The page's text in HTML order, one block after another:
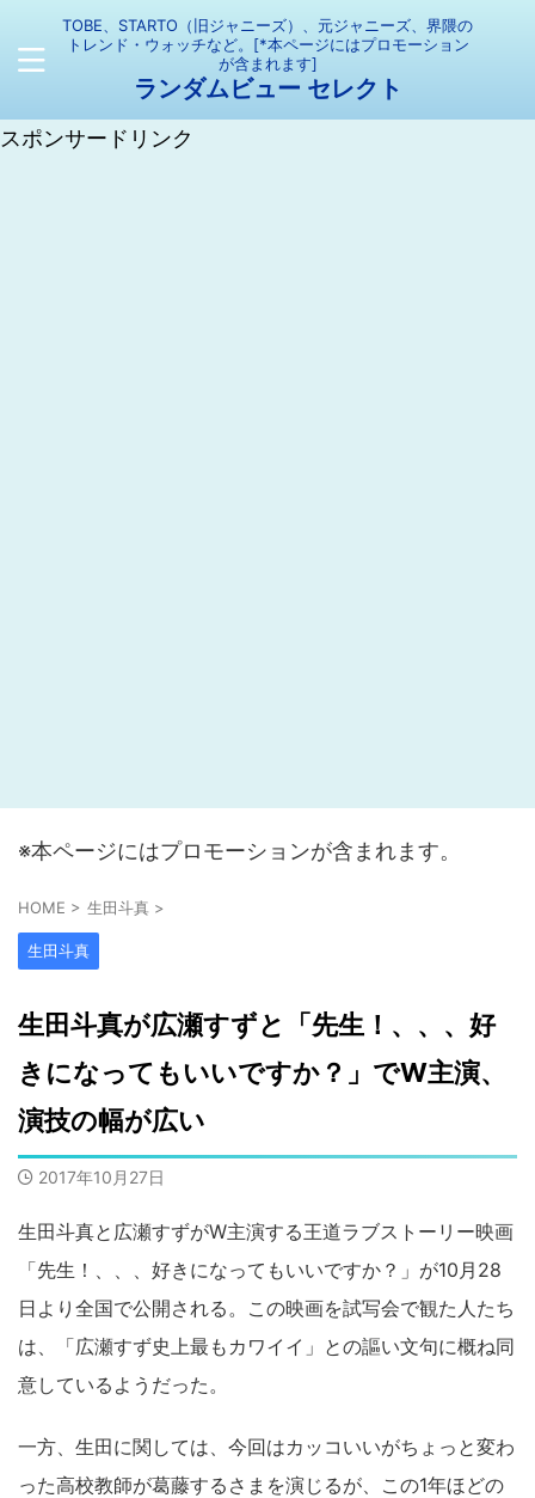
TOBE、STARTO（旧ジャニーズ）、元ジャニーズ、界隈の
トレンド・ウォッチなど。[*本ページにはプロモーション
が含まれます]
ランダムビュー セレクト
スポンサードリンク
※本ページにはプロモーションが含まれます。
HOME > 生田斗真 >
生田斗真
生田斗真が広瀬すずと「先生！、、、好
きになってもいいですか？」でW主演、
演技の幅が広い
2017年10月27日
生田斗真と広瀬すずがW主演する王道ラブストーリー映画
「先生！、、、好きになってもいいですか？」が10月28
日より全国で公開される。この映画を試写会で観た人たち
は、「広瀬すず史上最もカワイイ」との謳い文句に概ね同
意しているようだった。
一方、生田に関しては、今回はカッコいいがちょっと変わ
った高校教師が葛藤するさまを演じるが、この1年ほどの